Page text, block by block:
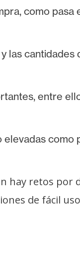
como pasa
las cantidades
entre
elevadas como
hay retos por
de fácil